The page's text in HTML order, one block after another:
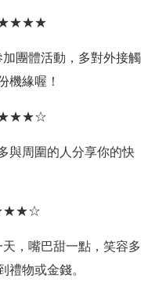
團體活動，多對外接觸
機緣喔！
與周圍的人分享你的快
，嘴巴甜一點，笑容多
禮物或金錢。